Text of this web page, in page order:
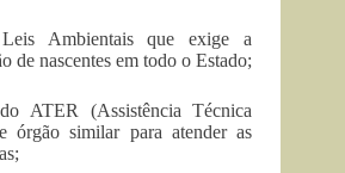
Ambientais que exige a
de nascentes em todo o Estado;
ATER (Assistência Técnica
órgão similar para atender as